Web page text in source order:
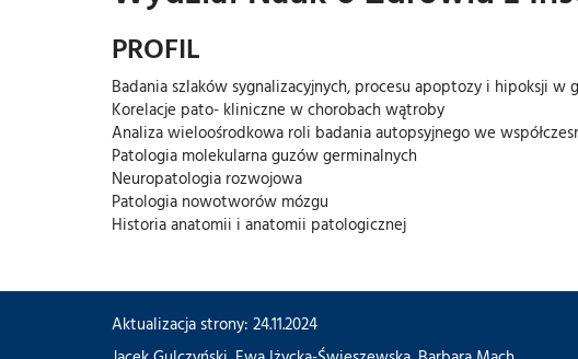
PROFIL
Badania szlaków sygnalizacyjnych, procesu apoptozy i hipoksji w
Korelacje pato- kliniczne w chorobach wątroby
Analiza wieloośrodkowa roli badania autopsyjnego we
Patologia molekularna guzów germinalnych
Neuropatologia rozwojowa
Patologia nowotworów mózgu
Historia anatomii i anatomii patologicznej
Aktualizacja strony: 24.11.2024